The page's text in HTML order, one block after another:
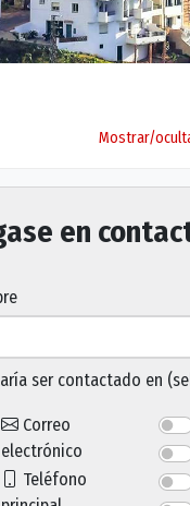
Mostrar/
en
ser contactado en
Correo
electrónico
Teléfono